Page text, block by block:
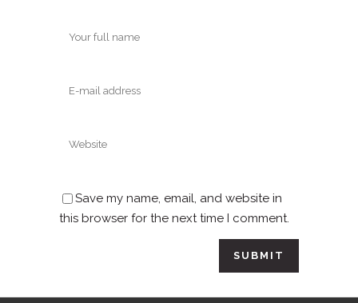
Save my name, email, and website in
this browser for the next time I comment.